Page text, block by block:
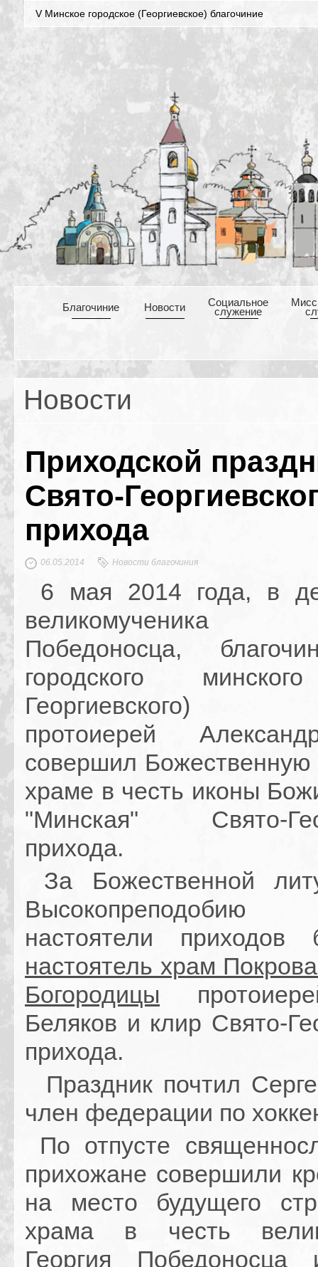
V Минское городское (Георгиевское) благочиние
Благочиние Новости Cоциальное
служение
Новости
Приходской
Свято-
прихода
06.05.2014 Новости благочиния
6 мая 2014 года, в
великомученика
Победоносца,
городского
Георгиевского)
протоиерей
совершил Божественную
храме в честь иконы
"Минская" Свято-
прихода.
За Божественной
Высокопреподобию
настоятели приходов
настоятель храм
Богородицы
Беляков и клир Свято-
прихода.
Праздник почтил
член федерации по
По отпусте
прихожане совершили
на место будущего
храма в честь
Георгия Победоносца